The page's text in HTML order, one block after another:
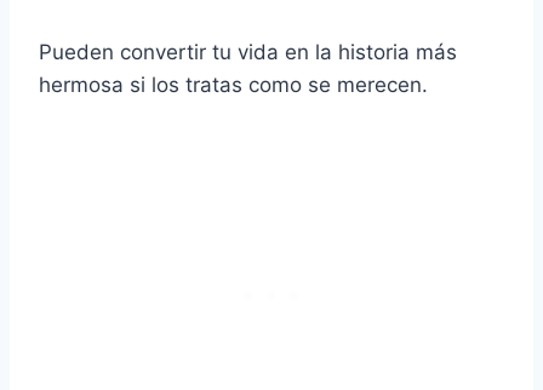
Pueden convertir tu vida en la historia más
hermosa si los tratas como se merecen.